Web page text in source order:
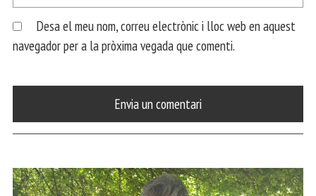
Desa el meu nom, correu electrònic i lloc web en aquest
navegador per a la pròxima vegada que comenti.